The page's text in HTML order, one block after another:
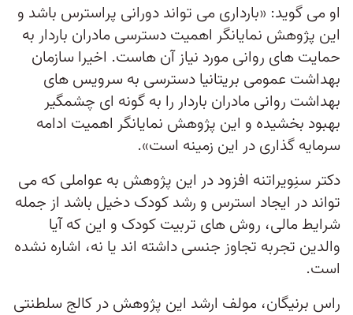
او می گوید: «بارداری می تواند دورانی پراسترس باشد و
این پژوهش نمایانگر اهمیت دسترسی مادران باردار به
حمایت های روانی مورد نیاز آن هاست. اخیرا سازمان
بهداشت عمومی بریتانیا دسترسی به سرویس های
بهداشت روانی مادران باردار را به گونه ای چشمگیر
بهبود بخشیده و این پژوهش نمایانگر اهمیت ادامه
سرمایه گذاری در این زمینه است».
دکتر سنِویراتنه افزود در این پژوهش به عواملی که می
تواند در ایجاد استرس و رشد کودک دخیل باشد از جمله
شرایط مالی، روش های تربیت کودک و این که آیا
والدین تجربه تجاوز جنسی داشته اند یا نه، اشاره نشده
است.
راس برنیگان، مولف ارشد این پژوهش در کالج سلطنتی